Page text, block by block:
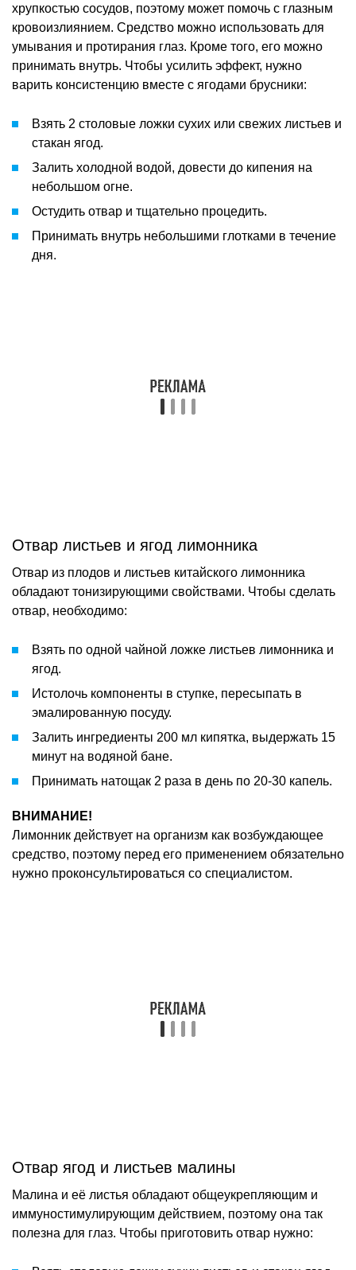
хрупкостью сосудов, поэтому может помочь с глазным
кровоизлиянием. Средство можно использовать для
умывания и протирания глаз. Кроме того, его можно
принимать внутрь. Чтобы усилить эффект, нужно
варить консистенцию вместе с ягодами брусники:
Взять 2 столовые ложки сухих или свежих листьев и
стакан ягод.
Залить холодной водой, довести до кипения на
небольшом огне.
Остудить отвар и тщательно процедить.
Принимать внутрь небольшими глотками в течение
дня.
Отвар листьев и ягод лимонника
Отвар из плодов и листьев китайского лимонника
обладают тонизирующими свойствами. Чтобы сделать
отвар, необходимо:
Взять по одной чайной ложке листьев лимонника и
ягод.
Истолочь компоненты в ступке, пересыпать в
эмалированную посуду.
Залить ингредиенты 200 мл кипятка, выдержать 15
минут на водяной бане.
Принимать натощак 2 раза в день по 20-30 капель.
ВНИМАНИЕ!
Лимонник действует на организм как возбуждающее
средство, поэтому перед его применением обязательно
нужно проконсультироваться со специалистом.
Отвар ягод и листьев малины
Малина и её листья обладают общеукрепляющим и
иммуностимулирующим действием, поэтому она так
полезна для глаз. Чтобы приготовить отвар нужно: